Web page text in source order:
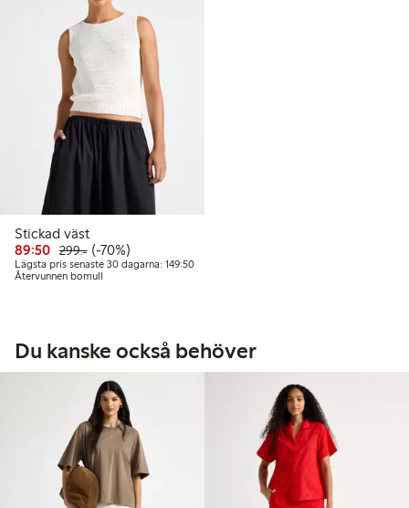
Stickad väst
89:50 Rabatterat pris: 89,50 kr
299:-Ordinarie pris: 299,00 kr
70% rabatt
(-70%)
Lägsta pris senaste 30 dagarna: 149:50Lägsta pris senaste 30 dagarna: 149,50 kr
Återvunnen bomull
Du kanske också behöver